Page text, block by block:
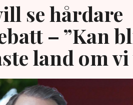
se hårdare
– ”Kan
land om